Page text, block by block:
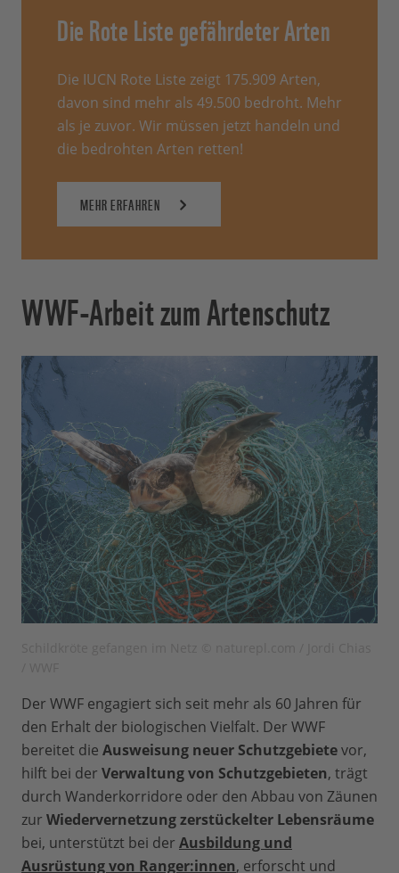
Die Rote Liste gefährdeter Arten
Die IUCN Rote Liste zeigt 175.909 Arten,
davon sind mehr als 49.500 bedroht. Mehr
als je zuvor. Wir müssen jetzt handeln und
die bedrohten Arten retten!
MEHR ERFAHREN
WWF-Arbeit zum Artenschutz
Der WWF engagiert sich seit mehr als 60 Jahren für
den Erhalt der biologischen Vielfalt. Der WWF
bereitet die Ausweisung neuer Schutzgebietevor,
hilft bei der Verwaltung von Schutzgebieten, trägt
durch Wanderkorridore oder den Abbau von Zäunen
zur Wiedervernetzung zerstückelter Lebensräume
bei, unterstützt bei der Ausbildung und
Ausrüstung von Ranger:innen, erforscht und